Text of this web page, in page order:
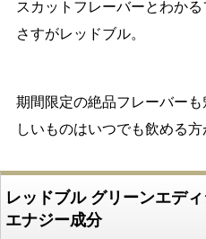
スカットフレーバーとわか
さすがレッドブル。
期間限定の絶品フレーバー
しいものはいつでも飲める方
レッドブル グリーンエデ
エナジー成分